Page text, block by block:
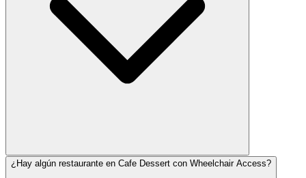
¿Hay algún restaurante en Cafe Dessert con Wheelchair Access?